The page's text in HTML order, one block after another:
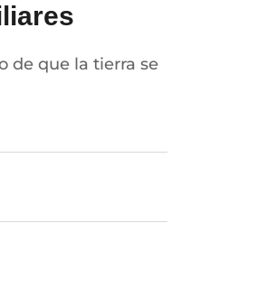
de que la tierra se